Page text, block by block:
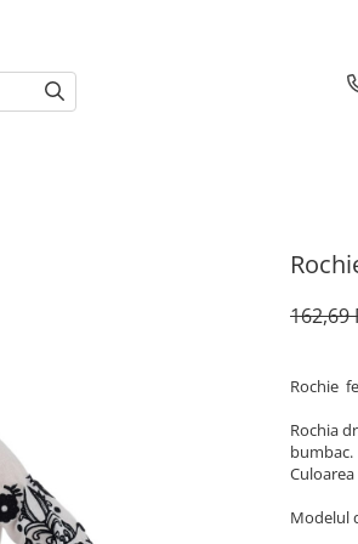
162,69
Rochie
Rochia
bumbac.
Modelul